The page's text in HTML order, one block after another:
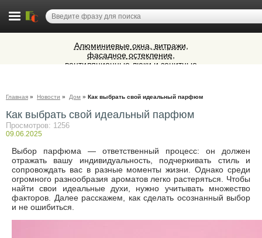
Алюминиевые окна, витражи,
фасадное остекление,
вентиляционные люки и зенитные
Ветеринарная аптека КазВетСнаб
предлагает большой выбор
ветеринарных препаратов и товаров
для животных.
Микроавтобусы в Челябинск утром и
Главная » Новости » Дом » Как выбрать свой идеальный парфюм
Как выбрать свой идеальный парфюм
Просмотров: 1256
09.06.2025
Выбор парфюма — ответственный процесс: он должен
отражать вашу индивидуальность, подчеркивать стиль и
сопровождать вас в разные моменты жизни. Однако среди
огромного разнообразия ароматов легко растеряться. Чтобы
найти свои идеальные духи, нужно учитывать множество
факторов. Далее расскажем, как сделать осознанный выбор
и не ошибиться.